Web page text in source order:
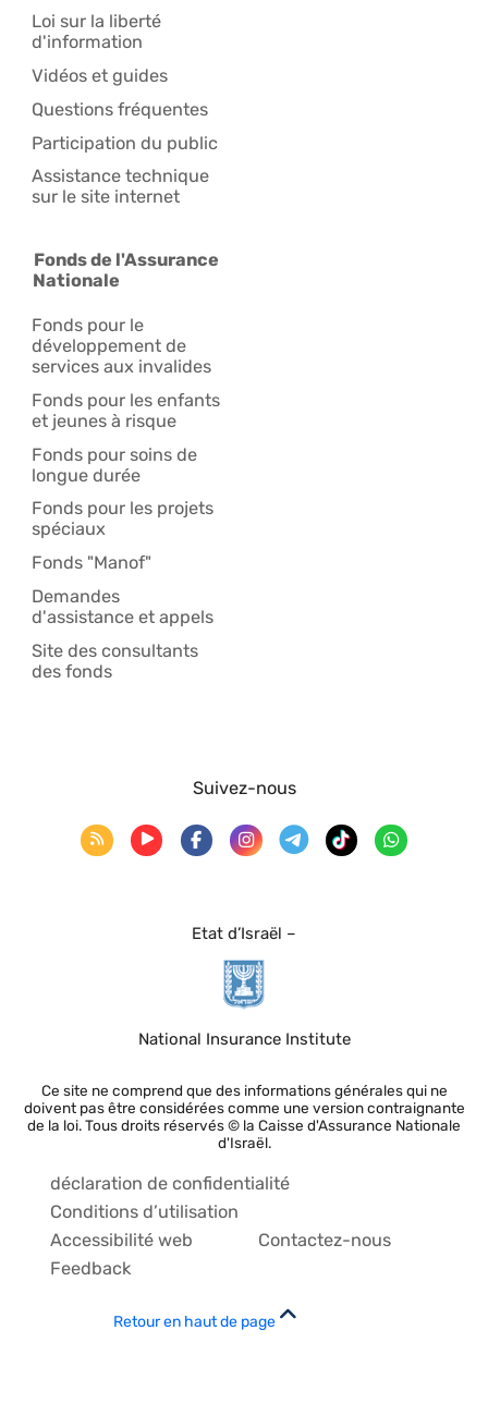
Loi sur la liberté
d'information
Vidéos et guides
Questions fréquentes
Participation du public
Assistance technique
sur le site internet
Fonds de l'Assurance
Nationale
Fonds pour le
développement de
services aux invalides
Fonds pour les enfants
et jeunes à risque
Fonds pour soins de
longue durée
Fonds pour les projets
spéciaux
Fonds "Manof"
Demandes
d'assistance et appels
Site des consultants
des fonds
Etat d’Israël –
National Insurance Institute
Ce site ne comprend que des informations générales qui ne
doivent pas être considérées comme une version contraignante
de la loi. Tous droits réservés © la Caisse d'Assurance Nationale
d'Israël.
Suivez-nous
déclaration de confidentialité
Conditions d’utilisation
Accessibilité web
Contactez-nous
Feedback
Retour en haut de page